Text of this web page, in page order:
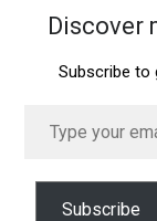
Discover
Subscribe to
your
Subscribe